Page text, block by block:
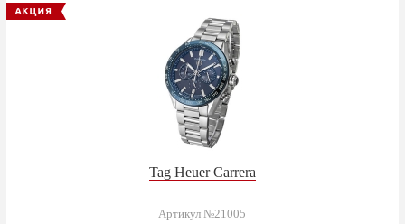
Tag Heuer Carrera
Артикул №21005